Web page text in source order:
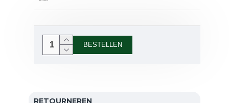
BESTELLEN
RETOURNEREN